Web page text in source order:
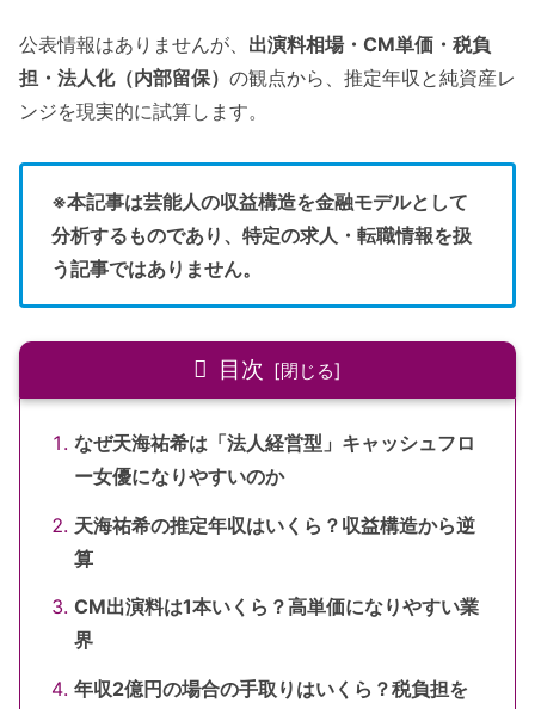
公表情報はありませんが、 出演料相場・CM単価・税負
担・法人化（内部留保） の観点から、推定年収と純資産レ
ンジを現実的に試算します。
※本記事は芸能人の収益構造を金融モデルとして
分析するものであり、特定の求人・転職情報を扱
う記事ではありません。
目次
なぜ天海祐希は「法人経営型」キャッシュフロ
ー女優になりやすいのか
天海祐希の推定年収はいくら？収益構造から逆
算
CM出演料は1本いくら？高単価になりやすい業
界
年収2億円の場合の手取りはいくら？税負担を